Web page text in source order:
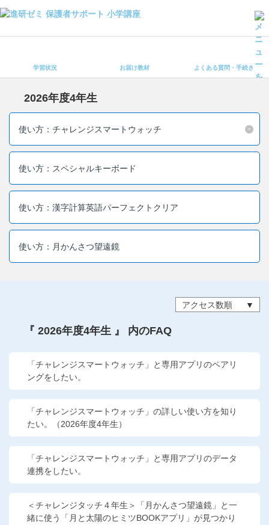
よくある質問・手続き
会員ページへログイン
よくある質問・お問い合わせ
お問い合わせ窓口
進研ゼミ 中学講座
進研ゼミ 中学講座 中高一貫
進研ゼミ 高校講座
進研ゼミ小学講座のご紹介はこちら
学習状況 お届け教材 よくある質問・手続き
2026年度4年生
使い方：チャレンジスマートウォッチ
使い方：スペシャルキーボード
使い方：漢字計算英語パーフェクトクリア
使い方：月かんさつ望遠鏡
アクセス数順
『 2026年度4年生 』 内のFAQ
「チャレンジスマートウォッチ」と専用アプリのペアリ
ングをしたい。
「チャレンジスマートウォッチ」の詳しい使い方を知り
たい。（2026年度4年生）
「チャレンジスマートウォッチ」と専用アプリのデータ
連携をしたい。
＜チャレンジタッチ４年生＞「月かんさつ望遠鏡」と一
緒に使う「月と太陽のヒミツBOOKアプリ」が見つかり